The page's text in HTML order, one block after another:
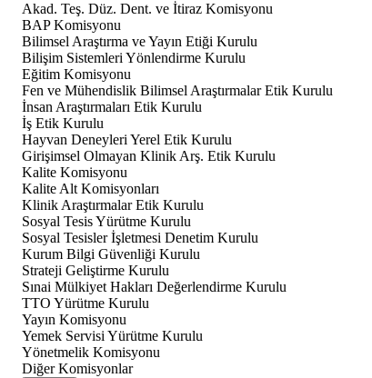
Akad. Teş. Düz. Dent. ve İtiraz Komisyonu
BAP Komisyonu
Bilimsel Araştırma ve Yayın Etiği Kurulu
Bilişim Sistemleri Yönlendirme Kurulu
Eğitim Komisyonu
Fen ve Mühendislik Bilimsel Araştırmalar Etik Kurulu
İnsan Araştırmaları Etik Kurulu
İş Etik Kurulu
Hayvan Deneyleri Yerel Etik Kurulu
Girişimsel Olmayan Klinik Arş. Etik Kurulu
Kalite Komisyonu
Kalite Alt Komisyonları
Klinik Araştırmalar Etik Kurulu
Sosyal Tesis Yürütme Kurulu
Sosyal Tesisler İşletmesi Denetim Kurulu
Kurum Bilgi Güvenliği Kurulu
Strateji Geliştirme Kurulu
Sınai Mülkiyet Hakları Değerlendirme Kurulu
TTO Yürütme Kurulu
Yayın Komisyonu
Yemek Servisi Yürütme Kurulu
Yönetmelik Komisyonu
Diğer Komisyonlar